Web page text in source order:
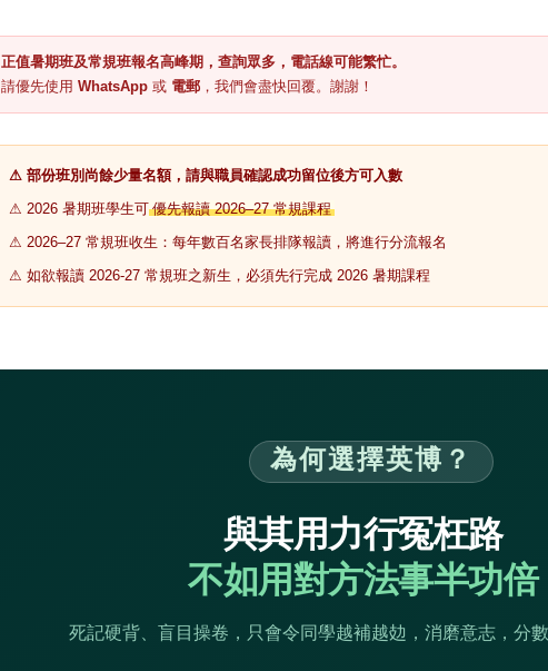
正值暑期班及常規班報名高峰期，查詢眾多，電話線可能繁忙。
請優先使用 WhatsApp 或 電郵 ，我們會盡快回覆。謝謝！
⚠ 部份班別尚餘少量名額，請與職員確認成功留位後方可入數
⚠ 2026 暑期班學生可 優先報讀 2026–27 常規課程
⚠ 2026–27 常規班收生：每年數百名家長排隊報讀，將進行分流報名
⚠ 如欲報讀 2026-27 常規班之新生，必須先行完成 2026 暑期課程
為何選擇英博？
與其用力行冤枉路
不如用對方法事半功倍
死記硬背、盲目操卷，只會令同學越補越攰，消磨意志，分數